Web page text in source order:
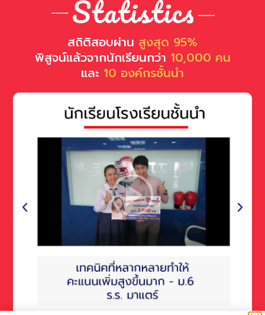
สถิติสอบผ่าน สูงสุด 95%
พิสูจน์แล้วจากนักเรียนกว่า 10,000 คน
และ 10 องค์กรชั้นนำ